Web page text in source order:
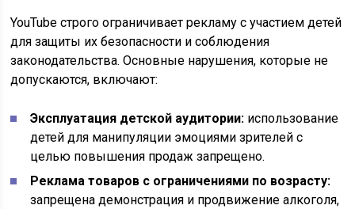
YouTube строго ограничивает рекламу с участием детей
для защиты их безопасности и соблюдения
законодательства. Основные нарушения, которые не
допускаются, включают:
Эксплуатация детской аудитории: использование
детей для манипуляции эмоциями зрителей с
целью повышения продаж запрещено.
Реклама товаров с ограничениями по возрасту:
запрещена демонстрация и продвижение алкоголя,